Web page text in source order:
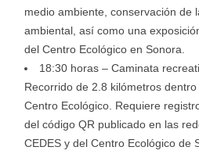
medio ambiente, conservación de
ambiental, así como una
del Centro Ecológico en Sonora.
18:30 horas – Caminata
Recorrido de 2.8 kilómetros
Centro Ecológico. Requiere
del código QR publicado en las
CEDES y del Centro Ecológico de